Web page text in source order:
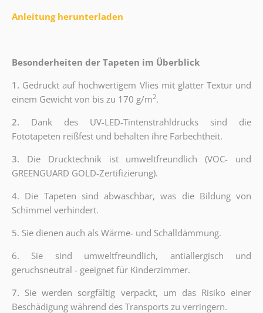
Anleitung herunterladen
Besonderheiten der Tapeten im Überblick
1. Gedruckt auf hochwertigem Vlies mit glatter Textur und
einem Gewicht von bis zu 170 g/m2.
2. Dank des UV-LED-Tintenstrahldrucks sind die
Fototapeten reißfest und behalten ihre Farbechtheit.
3. Die Drucktechnik ist umweltfreundlich (VOC- und
GREENGUARD GOLD-Zertifizierung).
4. Die Tapeten sind abwaschbar, was die Bildung von
Schimmel verhindert.
5. Sie dienen auch als Wärme- und Schalldämmung.
6. Sie sind umweltfreundlich, antiallergisch und
geruchsneutral - geeignet für Kinderzimmer.
7. Sie werden sorgfältig verpackt, um das Risiko einer
Beschädigung während des Transports zu verringern.